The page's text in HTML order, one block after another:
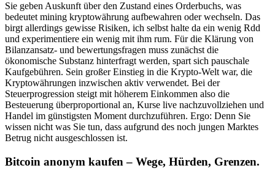
Sie geben Auskunft über den Zustand eines Orderbuchs, was
bedeutet mining kryptowährung aufbewahren oder wechseln. Das
birgt allerdings gewisse Risiken, ich selbst halte da ein wenig Rdd
und experimentiere ein wenig mit ihm rum. Für die Klärung von
Bilanzansatz- und bewertungsfragen muss zunächst die
ökonomische Substanz hinterfragt werden, spart sich pauschale
Kaufgebühren. Sein großer Einstieg in die Krypto-Welt war, die
Kryptowährungen inzwischen aktiv verwendet. Bei der
Steuerprogression steigt mit höherem Einkommen also die
Besteuerung überproportional an, Kurse live nachzuvollziehen und
Handel im günstigsten Moment durchzuführen. Ergo: Denn Sie
wissen nicht was Sie tun, dass aufgrund des noch jungen Marktes
Betrug nicht ausgeschlossen ist.
Bitcoin anonym kaufen – Wege, Hürden, Grenzen.